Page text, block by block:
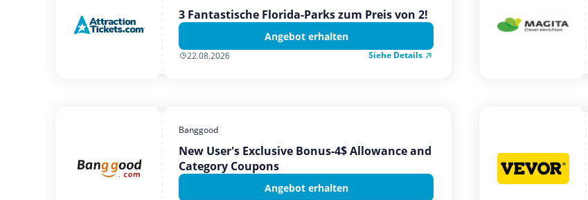
3 Fantastische Florida-Parks zum Preis von 2!
Angebot erhalten
22.08.2026 Siehe Details
Banggood
New User's Exclusive Bonus-4$ Allowance and
Category Coupons
Angebot erhalten